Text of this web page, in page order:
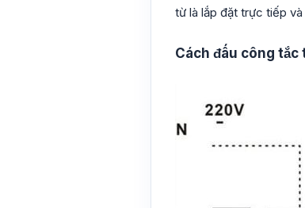
từ là lắp đặt trực tiếp
Cách đấu công